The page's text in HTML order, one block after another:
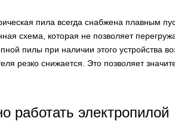
пила всегда снабжена плавным
схема, которая не позволяет
пилы при наличии этого устройства
резко снижается. Это позволяет
работать электропилой